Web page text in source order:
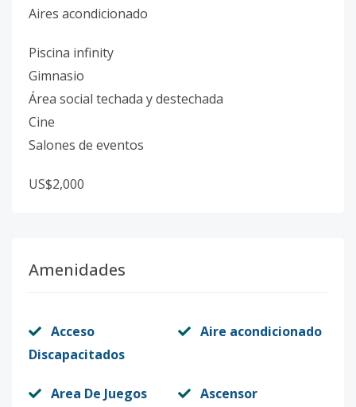
Aires acondicionado
Piscina infinity
Gimnasio
Área social techada y destechada
Cine
Salones de eventos
US$2,000
Amenidades
Acceso
Discapacitados
Aire acondicionado
Area De Juegos
Ascensor